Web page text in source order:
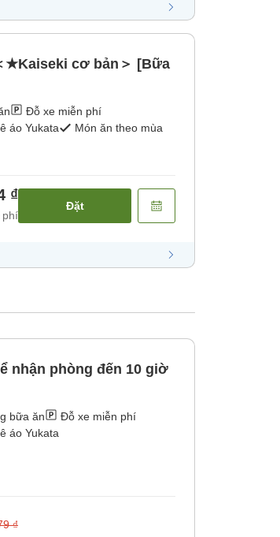
★Kaiseki cơ bản＞ [Bữa
Đỗ xe miễn phí
áo Yukata Món ăn theo mùa
₫
phí
Đặt
nhận phòng đến 10 giờ
bữa ăn
Đỗ xe miễn phí
áo Yukata
₫